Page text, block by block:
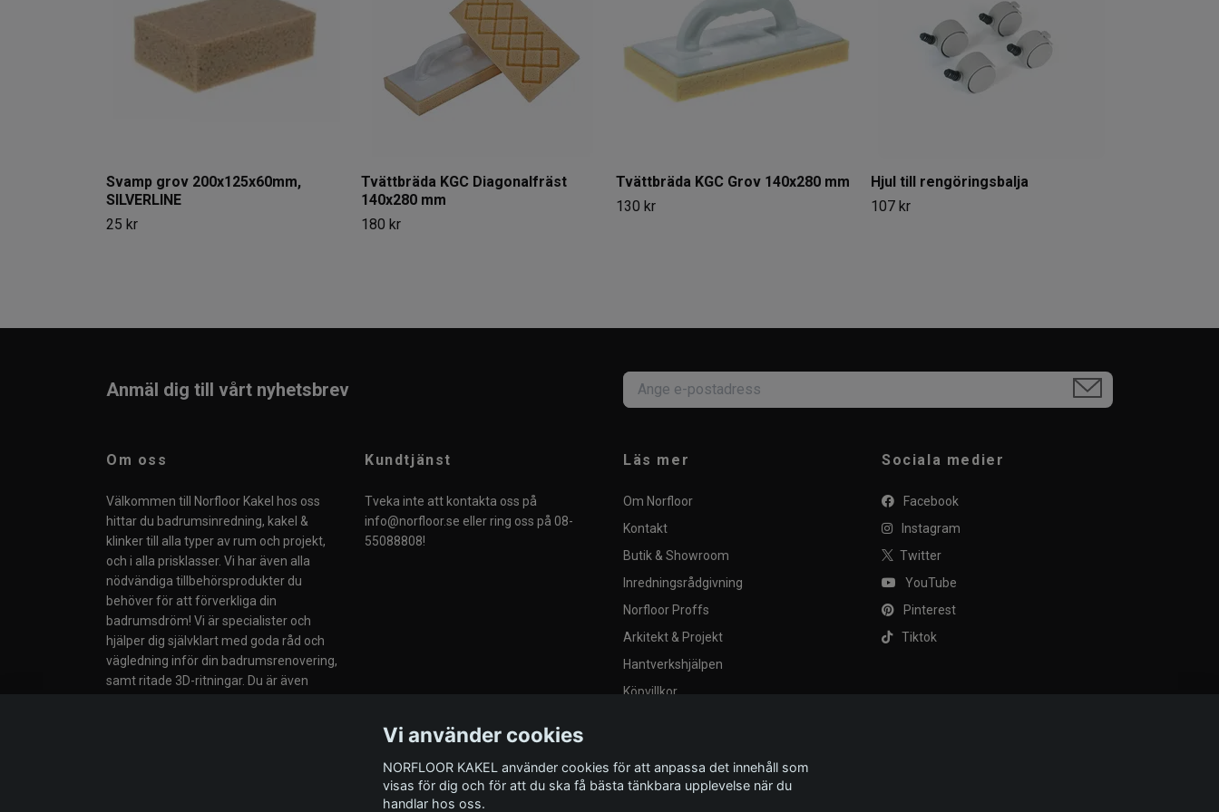
Svamp grov 200x125x60mm,
SILVERLINE
25 kr
Tvättbräda KGC Diagonalfräst
140x280 mm
180 kr
Tvättbräda KGC Grov 140x280 mm
130 kr
Hjul till rengöringsbalja
107 kr
Anmäl dig till vårt nyhetsbrev
Om oss
Välkommen till Norfloor Kakel hos oss
hittar du badrumsinredning, kakel &
klinker till alla typer av rum och projekt,
och i alla prisklasser. Vi har även alla
nödvändiga tillbehörsprodukter du
behöver för att förverkliga din
badrumsdröm! Vi är specialister och
hjälper dig självklart med goda råd och
vägledning inför din badrumsrenovering,
samt ritade 3D-ritningar. Du är även
Kundtjänst
Tveka inte att kontakta oss på
info@norfloor.se eller ring oss på 08-
55088808!
Läs mer
Om Norfloor
Kontakt
Butik & Showroom
Inredningsrådgivning
Norfloor Proffs
Arkitekt & Projekt
Hantverkshjälpen
Köpvillkor
Provplattor
Sociala medier
Facebook
Instagram
Twitter
YouTube
Pinterest
Tiktok
Vi använder cookies
NORFLOOR KAKEL använder cookies för att anpassa det innehåll som
visas för dig och för att du ska få bästa tänkbara upplevelse när du
handlar hos oss.